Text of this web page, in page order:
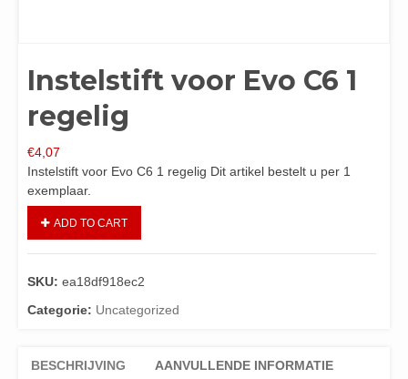
Instelstift voor Evo C6 1
regelig
€4,07
Instelstift voor Evo C6 1 regelig Dit artikel bestelt u per 1
exemplaar.
ADD TO CART
SKU: ea18df918ec2
Categorie: Uncategorized
BESCHRIJVING AANVULLENDE INFORMATIE